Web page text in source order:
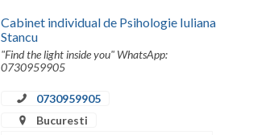
Cabinet individual de Psihologie Iuliana
Stancu
"Find the light inside you" WhatsApp:
0730959905
0730959905
Bucuresti